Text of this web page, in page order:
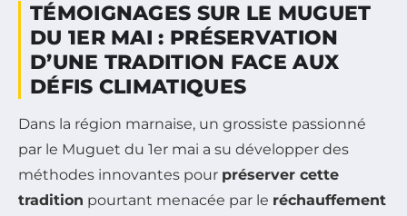
TÉMOIGNAGES SUR LE MUGUET
DU 1ER MAI : PRÉSERVATION
D’UNE TRADITION FACE AUX
DÉFIS CLIMATIQUES
Dans la région marnaise, un grossiste passionné
par le Muguet du 1er mai a su développer des
méthodes innovantes pour préserver cette
tradition pourtant menacée par le réchauffement